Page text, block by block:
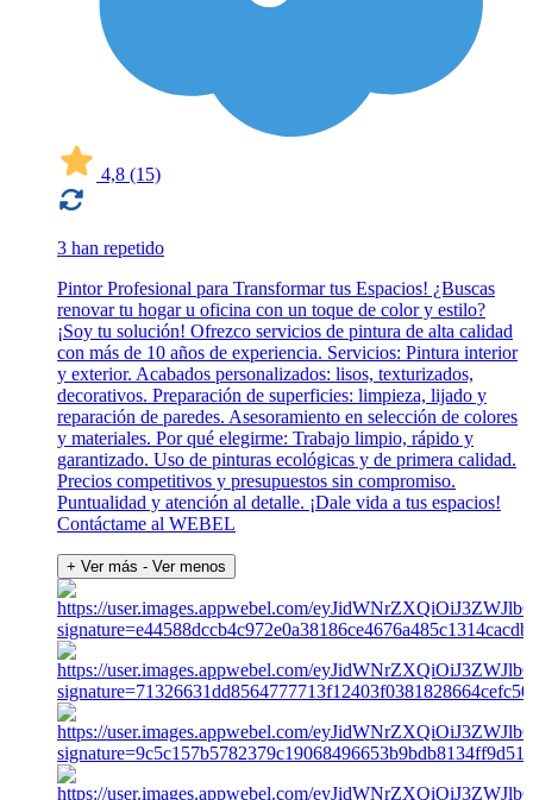
4,8 (15)
3 han repetido
Pintor Profesional para Transformar tus Espacios! ¿Buscas
renovar tu hogar u oficina con un toque de color y estilo?
¡Soy tu solución! Ofrezco servicios de pintura de alta calidad
con más de 10 años de experiencia. Servicios: Pintura interior
y exterior. Acabados personalizados: lisos, texturizados,
decorativos. Preparación de superficies: limpieza, lijado y
reparación de paredes. Asesoramiento en selección de colores
y materiales. Por qué elegirme: Trabajo limpio, rápido y
garantizado. Uso de pinturas ecológicas y de primera calidad.
Precios competitivos y presupuestos sin compromiso.
Puntualidad y atención al detalle. ¡Dale vida a tus espacios!
Contáctame al WEBEL
+ Ver más - Ver menos